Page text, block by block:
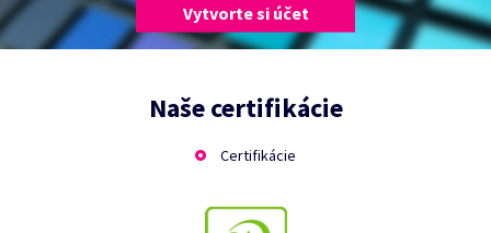
Vytvorte si účet
Naše certifikácie
Certifikácie